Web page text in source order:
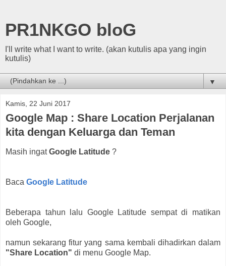
PR1NKGO bloG
I'll write what I want to write. (akan kutulis apa yang ingin
kutulis)
▼
Kamis, 22 Juni 2017
Google Map : Share Location Perjalanan
kita dengan Keluarga dan Teman
Masih ingatGoogle Latitude ?
Baca Google Latitude
Beberapa tahun lalu Google Latitude sempat di matikan
oleh Google,
namun sekarang fitur yang sama kembali dihadirkan dalam
"Share Location" di menu Google Map.